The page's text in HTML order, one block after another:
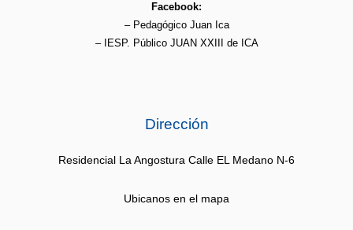
Facebook:
– Pedagógico Juan Ica
– IESP. Público JUAN XXIII de ICA
Dirección
Residencial La Angostura Calle EL Medano N-6
Ubicanos en el mapa